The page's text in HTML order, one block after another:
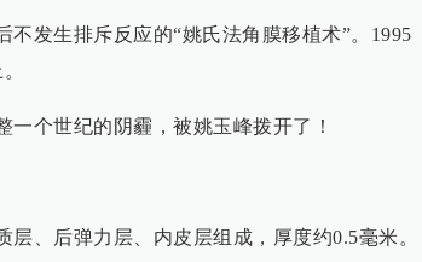
发生排斥反应的“姚氏法角膜移植术”。1995
个世纪的阴霾，被姚玉峰拨开了！
、后弹力层、内皮层组成，厚度约0.5毫米。